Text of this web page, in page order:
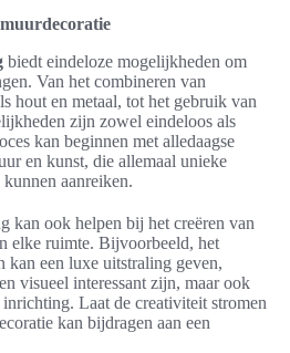
biedt eindeloze mogelijkheden om
Van het combineren van
hout en metaal, tot het gebruik van
zijn zowel eindeloos als
kan beginnen met alledaagse
en kunst, die allemaal unieke
aanreiken.
kan ook helpen bij het creëren van
elke ruimte. Bijvoorbeeld, het
kan een luxe uitstraling geven,
visueel interessant zijn, maar ook
Laat de creativiteit stromen
kan bijdragen aan een